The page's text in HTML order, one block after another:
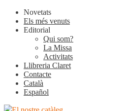
Novetats
Els més venuts
Editorial
Qui som?
La Missa
Activitats
Llibreria Claret
Contacte
Català
Español